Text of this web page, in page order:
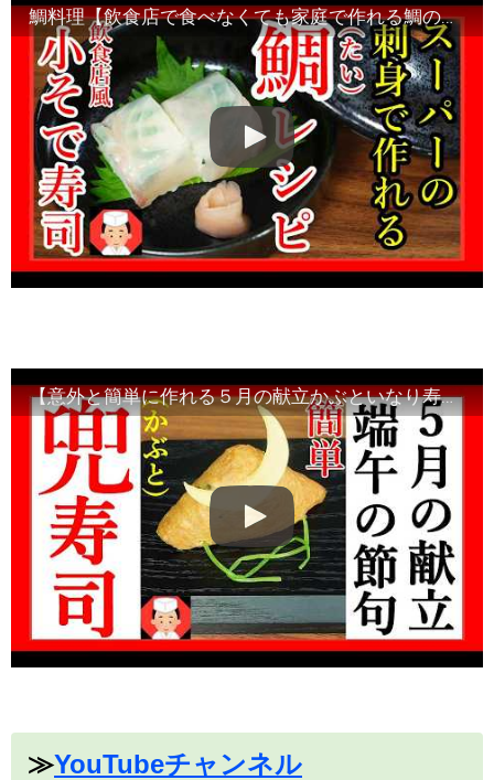
鯛料理【飲食店で食べなくても家庭で作れる鯛のお寿司】基本調理と豆知識・Japanese food
【意外と簡単に作れる５月の献立かぶといなり寿司】端午の節句・Japanese food
≫YouTubeチャンネル